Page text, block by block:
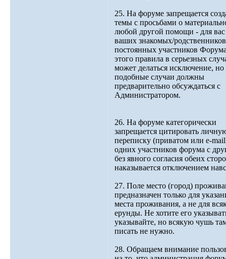
25. На форуме запрещается
темы с просьбами о
любой другой помощи - для
ваших знакомых/
постоянных участников
этого правила в серьезных
может делаться исключение, но
подобные случаи должны
предварительно обсуждаться с
Администратором.
26. На форуме категорически
запрещается цитировать
переписку (приватом или e-
одних участников форума с
без явного согласия обеих
наказывается отключением
27. Поле место (город)
предназначен только для
места проживания, а не для
ерунды. Не хотите его
указывайте, но всякую чушь
писать не нужно.
28. Обращаем внимание